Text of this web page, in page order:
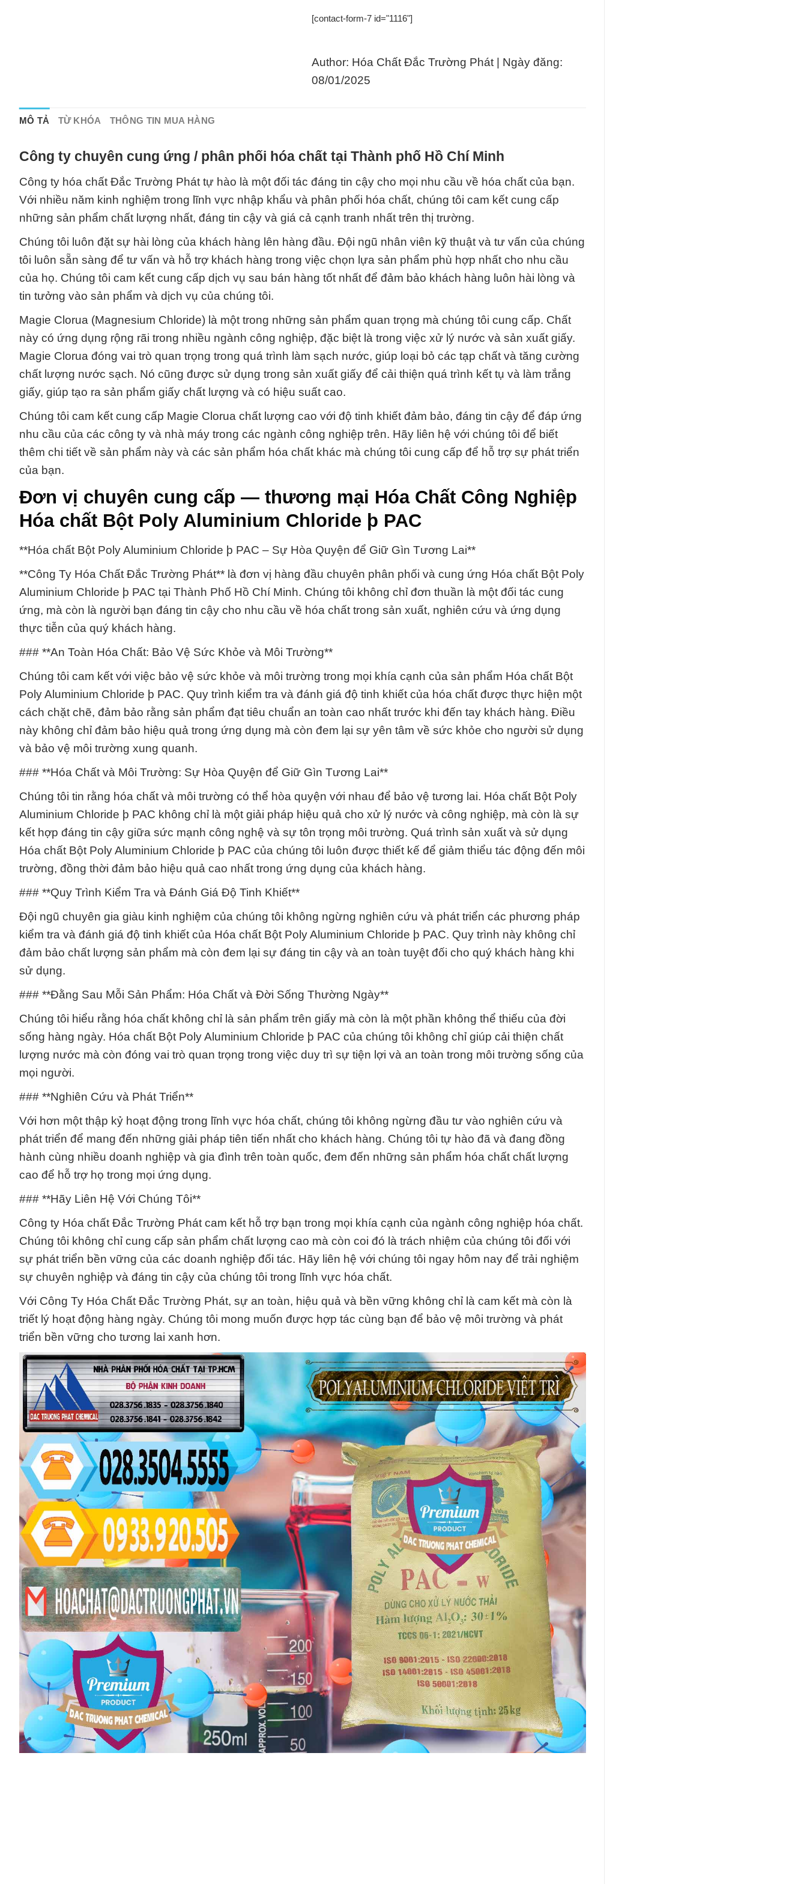
[contact-form-7 id="1116"]
Author: Hóa Chất Đắc Trường Phát | Ngày đăng:
08/01/2025
MÔ TẢ TỪ KHÓA THÔNG TIN MUA HÀNG
Công ty chuyên cung ứng / phân phối hóa chất tại Thành phố Hồ Chí Minh
Công ty hóa chất Đắc Trường Phát tự hào là một đối tác đáng tin cậy cho mọi nhu cầu về hóa chất của bạn.
Với nhiều năm kinh nghiệm trong lĩnh vực nhập khẩu và phân phối hóa chất, chúng tôi cam kết cung cấp
những sản phẩm chất lượng nhất, đáng tin cậy và giá cả cạnh tranh nhất trên thị trường.
Chúng tôi luôn đặt sự hài lòng của khách hàng lên hàng đầu. Đội ngũ nhân viên kỹ thuật và tư vấn của chúng
tôi luôn sẵn sàng để tư vấn và hỗ trợ khách hàng trong việc chọn lựa sản phẩm phù hợp nhất cho nhu cầu
của họ. Chúng tôi cam kết cung cấp dịch vụ sau bán hàng tốt nhất để đảm bảo khách hàng luôn hài lòng và
tin tưởng vào sản phẩm và dịch vụ của chúng tôi.
Magie Clorua (Magnesium Chloride) là một trong những sản phẩm quan trọng mà chúng tôi cung cấp. Chất
này có ứng dụng rộng rãi trong nhiều ngành công nghiệp, đặc biệt là trong việc xử lý nước và sản xuất giấy.
Magie Clorua đóng vai trò quan trọng trong quá trình làm sạch nước, giúp loại bỏ các tạp chất và tăng cường
chất lượng nước sạch. Nó cũng được sử dụng trong sản xuất giấy để cải thiện quá trình kết tụ và làm trắng
giấy, giúp tạo ra sản phẩm giấy chất lượng và có hiệu suất cao.
Chúng tôi cam kết cung cấp Magie Clorua chất lượng cao với độ tinh khiết đảm bảo, đáng tin cậy để đáp ứng
nhu cầu của các công ty và nhà máy trong các ngành công nghiệp trên. Hãy liên hệ với chúng tôi để biết
thêm chi tiết về sản phẩm này và các sản phẩm hóa chất khác mà chúng tôi cung cấp để hỗ trợ sự phát triển
của bạn.
Đơn vị chuyên cung cấp — thương mại Hóa Chất Công Nghiệp
Hóa chất Bột Poly Aluminium Chloride þ PAC
**Hóa chất Bột Poly Aluminium Chloride þ PAC – Sự Hòa Quyện để Giữ Gìn Tương Lai**
**Công Ty Hóa Chất Đắc Trường Phát** là đơn vị hàng đầu chuyên phân phối và cung ứng Hóa chất Bột Poly
Aluminium Chloride þ PAC tại Thành Phố Hồ Chí Minh. Chúng tôi không chỉ đơn thuần là một đối tác cung
ứng, mà còn là người bạn đáng tin cậy cho nhu cầu về hóa chất trong sản xuất, nghiên cứu và ứng dụng
thực tiễn của quý khách hàng.
### **An Toàn Hóa Chất: Bảo Vệ Sức Khỏe và Môi Trường**
Chúng tôi cam kết với việc bảo vệ sức khỏe và môi trường trong mọi khía cạnh của sản phẩm Hóa chất Bột
Poly Aluminium Chloride þ PAC. Quy trình kiểm tra và đánh giá độ tinh khiết của hóa chất được thực hiện một
cách chặt chẽ, đảm bảo rằng sản phẩm đạt tiêu chuẩn an toàn cao nhất trước khi đến tay khách hàng. Điều
này không chỉ đảm bảo hiệu quả trong ứng dụng mà còn đem lại sự yên tâm về sức khỏe cho người sử dụng
và bảo vệ môi trường xung quanh.
### **Hóa Chất và Môi Trường: Sự Hòa Quyện để Giữ Gìn Tương Lai**
Chúng tôi tin rằng hóa chất và môi trường có thể hòa quyện với nhau để bảo vệ tương lai. Hóa chất Bột Poly
Aluminium Chloride þ PAC không chỉ là một giải pháp hiệu quả cho xử lý nước và công nghiệp, mà còn là sự
kết hợp đáng tin cậy giữa sức mạnh công nghệ và sự tôn trọng môi trường. Quá trình sản xuất và sử dụng
Hóa chất Bột Poly Aluminium Chloride þ PAC của chúng tôi luôn được thiết kế để giảm thiểu tác động đến môi
trường, đồng thời đảm bảo hiệu quả cao nhất trong ứng dụng của khách hàng.
### **Quy Trình Kiểm Tra và Đánh Giá Độ Tinh Khiết**
Đội ngũ chuyên gia giàu kinh nghiệm của chúng tôi không ngừng nghiên cứu và phát triển các phương pháp
kiểm tra và đánh giá độ tinh khiết của Hóa chất Bột Poly Aluminium Chloride þ PAC. Quy trình này không chỉ
đảm bảo chất lượng sản phẩm mà còn đem lại sự đáng tin cậy và an toàn tuyệt đối cho quý khách hàng khi
sử dụng.
### **Đằng Sau Mỗi Sản Phẩm: Hóa Chất và Đời Sống Thường Ngày**
Chúng tôi hiểu rằng hóa chất không chỉ là sản phẩm trên giấy mà còn là một phần không thể thiếu của đời
sống hàng ngày. Hóa chất Bột Poly Aluminium Chloride þ PAC của chúng tôi không chỉ giúp cải thiện chất
lượng nước mà còn đóng vai trò quan trọng trong việc duy trì sự tiện lợi và an toàn trong môi trường sống của
mọi người.
### **Nghiên Cứu và Phát Triển**
Với hơn một thập kỷ hoạt động trong lĩnh vực hóa chất, chúng tôi không ngừng đầu tư vào nghiên cứu và
phát triển để mang đến những giải pháp tiên tiến nhất cho khách hàng. Chúng tôi tự hào đã và đang đồng
hành cùng nhiều doanh nghiệp và gia đình trên toàn quốc, đem đến những sản phẩm hóa chất chất lượng
cao để hỗ trợ họ trong mọi ứng dụng.
### **Hãy Liên Hệ Với Chúng Tôi**
Công ty Hóa chất Đắc Trường Phát cam kết hỗ trợ bạn trong mọi khía cạnh của ngành công nghiệp hóa chất.
Chúng tôi không chỉ cung cấp sản phẩm chất lượng cao mà còn coi đó là trách nhiệm của chúng tôi đối với
sự phát triển bền vững của các doanh nghiệp đối tác. Hãy liên hệ với chúng tôi ngay hôm nay để trải nghiệm
sự chuyên nghiệp và đáng tin cậy của chúng tôi trong lĩnh vực hóa chất.
Với Công Ty Hóa Chất Đắc Trường Phát, sự an toàn, hiệu quả và bền vững không chỉ là cam kết mà còn là
triết lý hoạt động hàng ngày. Chúng tôi mong muốn được hợp tác cùng bạn để bảo vệ môi trường và phát
triển bền vững cho tương lai xanh hơn.